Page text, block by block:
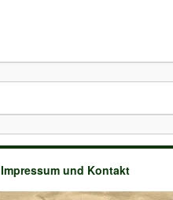
Impressum und Kontakt